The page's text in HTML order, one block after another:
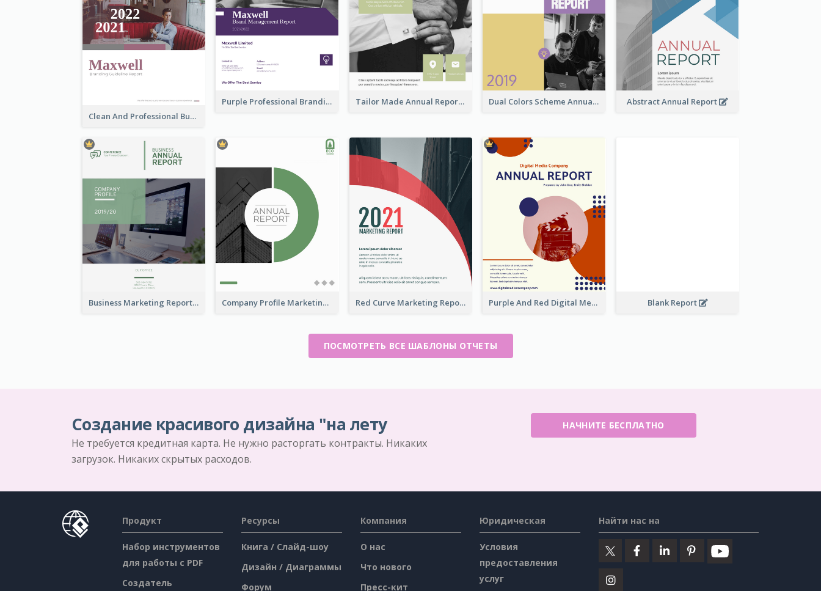
Clean And Professional Business Report Design Ideas
Purple Professional Branding Auditing Report Templates Tailor Made Annual Report Dual Colors Scheme Annual Report Abstract Annual Report
Business Marketing Reports Company Profile Marketing Reports Red Curve Marketing Reports Purple And Red Digital Media Annual Report Blank Report
ПОСМОТРЕТЬ ВСЕ ШАБЛОНЫ ОТЧЕТЫ
Создание красивого дизайна "на лету
Не требуется кредитная карта. Не нужно расторгать контракты. Никаких
загрузок. Никаких скрытых расходов.
НАЧНИТЕ БЕСПЛАТНО
Продукт
Набор инструментов
для работы с PDF
Создатель
Ресурсы
Книга / Слайд-шоу
Дизайн / Диаграммы
Форум
Компания
О нас
Что нового
Пресс-кит
Юридическая
Условия
предоставления
услуг
Найти нас на